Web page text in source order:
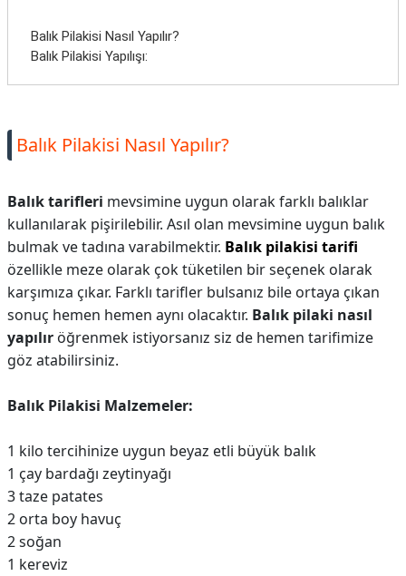
Balık Pilakisi Nasıl Yapılır?
Balık Pilakisi Yapılışı:
Balık Pilakisi Nasıl Yapılır?
Balık tarifleri mevsimine uygun olarak farklı balıklar
kullanılarak pişirilebilir. Asıl olan mevsimine uygun balık
bulmak ve tadına varabilmektir. Balık pilakisi tarifi
özellikle meze olarak çok tüketilen bir seçenek olarak
karşımıza çıkar. Farklı tarifler bulsanız bile ortaya çıkan
sonuç hemen hemen aynı olacaktır. Balık pilaki nasıl
yapılır öğrenmek istiyorsanız siz de hemen tarifimize
göz atabilirsiniz.
Balık Pilakisi Malzemeler:
1 kilo tercihinize uygun beyaz etli büyük balık
1 çay bardağı zeytinyağı
3 taze patates
2 orta boy havuç
2 soğan
1 kereviz